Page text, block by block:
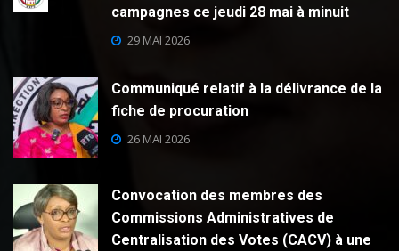
campagnes ce jeudi 28 mai à minuit
29 MAI 2026
Communiqué relatif à la délivrance de la
fiche de procuration
26 MAI 2026
Convocation des membres des
Commissions Administratives de
Centralisation des Votes (CACV) à une